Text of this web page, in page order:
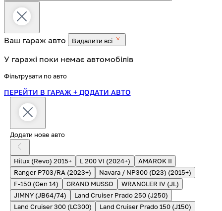
Ваш гараж авто Видалити всі
У гаражі поки немає автомобілів
Фільтрувати по авто
ПЕРЕЙТИ В ГАРАЖ + ДОДАТИ АВТО
Додати нове авто
Hilux (Revo) 2015+ L 200 VI (2024+)
AMAROK II
Ranger P703/RA (2023+)
Navara / NP300 (D23) (2015+)
F-150 (Gen 14)
GRAND MUSSO
WRANGLER IV (JL)
JIMNY (JB64/74)
Land Cruiser Prado 250 (J250)
Land Cruiser 300 (LC300)
Land Cruiser Prado 150 (J150)